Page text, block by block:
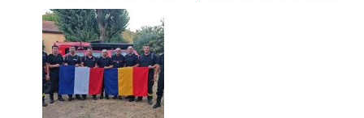
incendii de vegetație și pădure